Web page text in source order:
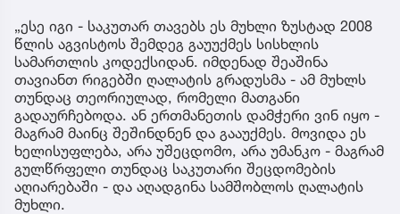
„ესე იგი - საკუთარ თავებს ეს მუხლი ზუსტად 2008
წლის აგვისტოს შემდეგ გაუუქმეს სისხლის
სამართლის კოდექსიდან. იმდენად შეაშინა
თავიანთ რიგებში ღალატის გრადუსმა - ამ მუხლს
თუნდაც თეორიულად, რომელი მათგანი
გადაურჩებოდა. ან ერთმანეთის დამჭერი ვინ იყო -
მაგრამ მაინც შეშინდნენ და გააუქმეს. მოვიდა ეს
ხელისუფლება, არა უშეცდომო, არა უმანკო - მაგრამ
გულწრფელი თუნდაც საკუთარი შეცდომების
აღიარებაში - და აღადგინა სამშობლოს ღალატის
მუხლი.